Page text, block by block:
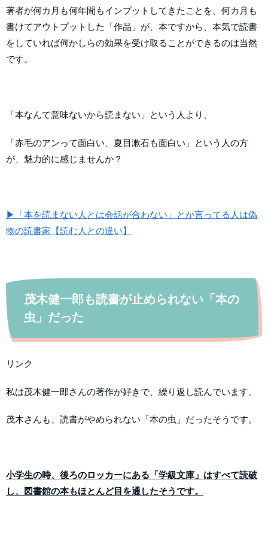
著者が何カ月も何年間もインプットしてきたことを、何カ月も
書けてアウトプットした「作品」が、本ですから、本気で読書
をしていれば何かしらの効果を受け取ることができるのは当然
です。
「本なんて意味ないから読まない」という人より、
「赤毛のアンって面白い、夏目漱石も面白い」という人の方
が、魅力的に感じませんか？
▶「本を読まない人とは会話が合わない」とか言ってる人は偽
物の読書家【読む人との違い】
茂木健一郎も読書が止められない「本の
虫」だった
リンク
私は茂木健一郎さんの著作が好きで、繰り返し読んでいます。
茂木さんも、読書がやめられない「本の虫」だったそうです。
小学生の時、後ろのロッカーにある「学級文庫」はすべて読破
し、図書館の本もほとんど目を通したそうです。